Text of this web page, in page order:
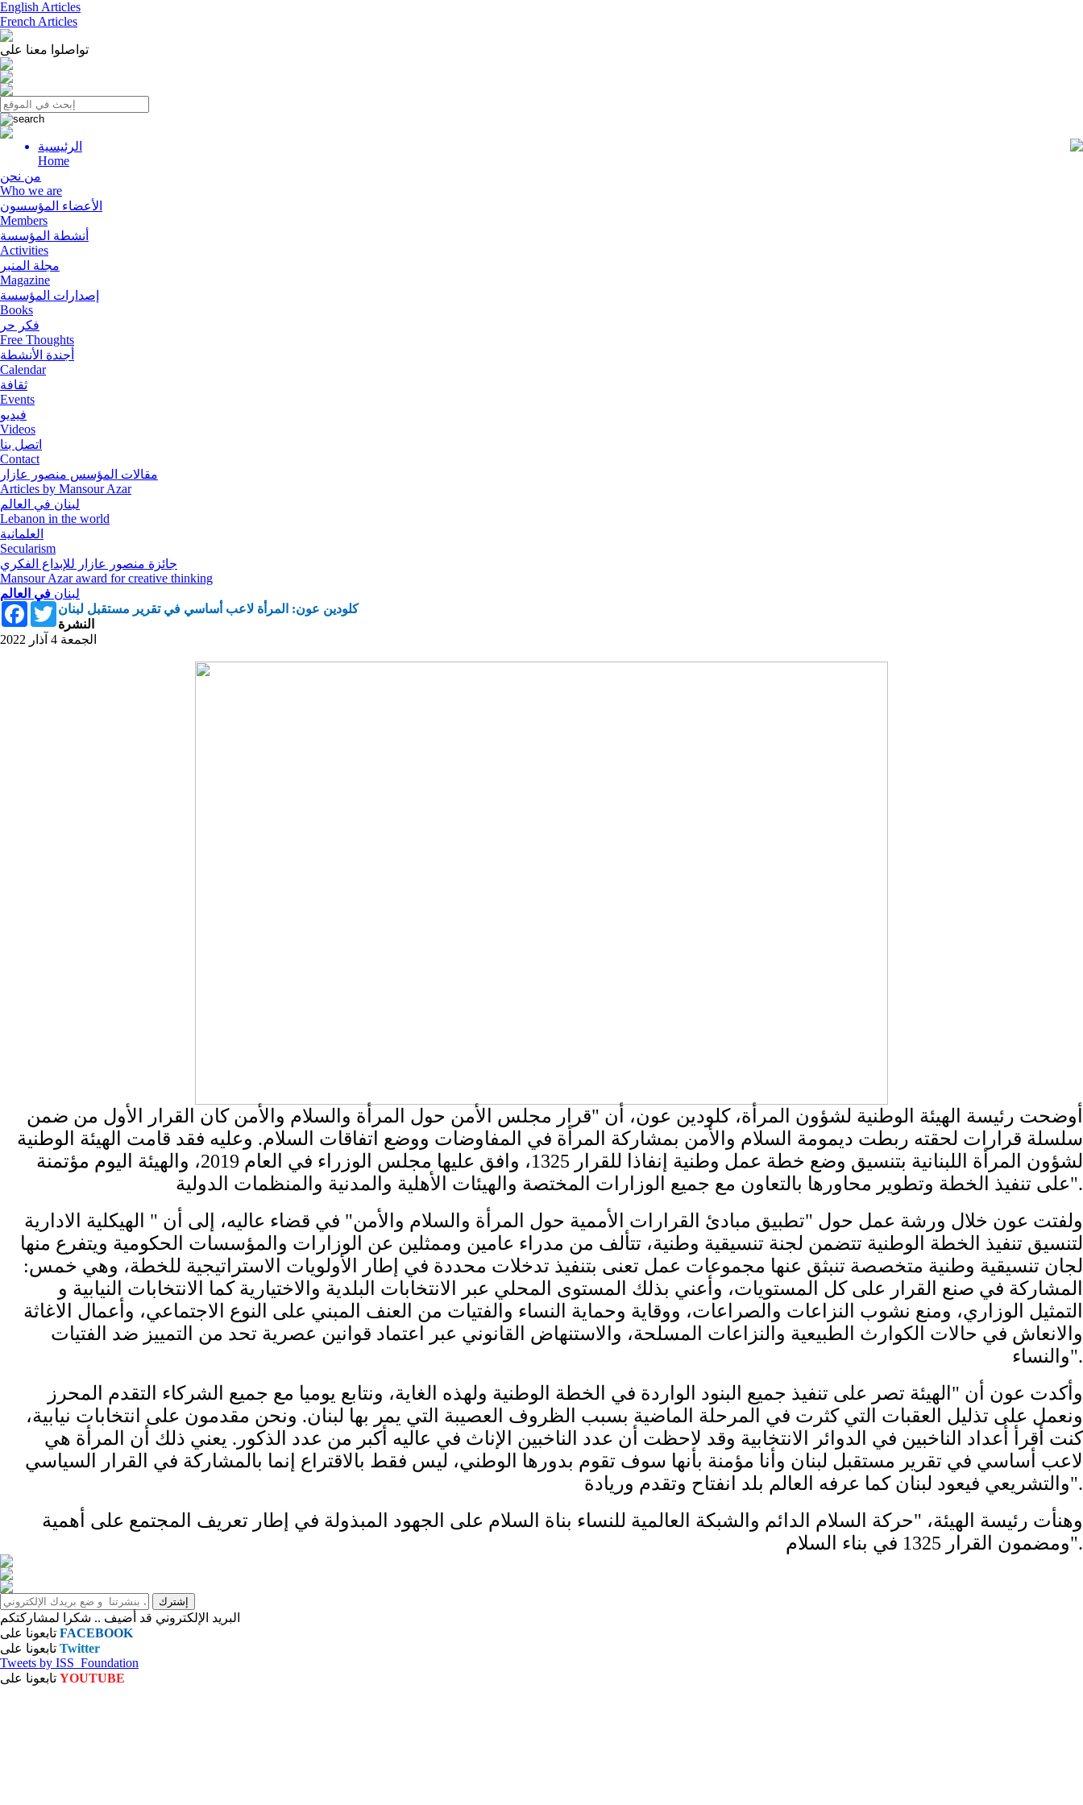
English Articles
French Articles
تواصلوا معنا على
Menu
الرئيسية
Home
من نحن
Who we are
الأعضاء المؤسسون
Members
أنشطة المؤسسة
Activities
مجلة المنبر
Magazine
إصدارات المؤسسة
Books
فكر حر
Free Thoughts
أجندة الأنشطة
Calendar
ثقافة
Events
فيديو
Videos
اتصل بنا
Contact
مقالات المؤسس منصور عازار
Articles by Mansour Azar
لبنان في العالم
Lebanon in the world
العلمانية
Secularism
جائزة منصور عازار للإبداع الفكري
Mansour Azar award for creative thinking
لبنان في العالم
Facebook
Twitter
كلودين عون: المرأة لاعب أساسي في تقرير مستقبل لبنان
النشرة
الجمعة 4 آذار 2022
أوضحت رئيسة الهيئة الوطنية لشؤون المرأة، ​كلودين عون​، أن "قرار ​مجلس الأمن​ حول المرأة والسلام والأمن كان القرار الأول من ضمن
سلسلة قرارات لحقته ربطت ديمومة السلام والأمن بمشاركة المرأة في المفاوضات ووضع اتفاقات السلام. وعليه فقد قامت ​الهيئة الوطنية
لشؤون المرأة اللبنانية​ بتنسيق وضع خطة عمل وطنية إنفاذا للقرار 1325، وافق عليها ​مجلس الوزراء​ في العام 2019، والهيئة اليوم مؤتمنة
على تنفيذ الخطة وتطوير محاورها بالتعاون مع جميع الوزارات المختصة والهيئات الأهلية والمدنية والمنظمات الدولية".
ولفتت عون خلال ورشة عمل حول "تطبيق مبادئ القرارات الأممية حول المرأة والسلام والأمن" في ​قضاء عاليه​، إلى أن " الهيكلية الادارية
لتنسيق تنفيذ الخطة الوطنية تتضمن لجنة تنسيقية وطنية، تتألف من مدراء عامين وممثلين عن الوزارات والمؤسسات الحكومية ويتفرع منها
لجان تنسيقية وطنية متخصصة تنبثق عنها مجموعات عمل تعنى بتنفيذ تدخلات محددة في إطار الأولويات الاستراتيجية للخطة، وهي خمس:
المشاركة في صنع القرار على كل المستويات، وأعني بذلك المستوى المحلي عبر ​الانتخابات البلدية​ والاختيارية كما ​الانتخابات النيابية​ و
التمثيل الوزاري، ومنع نشوب النزاعات والصراعات، ووقاية وحماية النساء والفتيات من العنف المبني على النوع الاجتماعي، وأعمال الاغاثة
والانعاش في حالات الكوارث الطبيعية والنزاعات المسلحة، والاستنهاض القانوني عبر اعتماد قوانين عصرية تحد من التمييز ضد الفتيات
والنساء".
وأكدت عون أن "الهيئة تصر على تنفيذ جميع البنود الواردة في الخطة الوطنية ولهذه الغاية، ونتابع يوميا مع جميع الشركاء التقدم المحرز
ونعمل على تذليل العقبات التي كثرت في المرحلة الماضية بسبب الظروف العصيبة التي يمر بها لبنان. ونحن مقدمون على انتخابات نيابية،
كنت أقرأ أعداد الناخبين في الدوائر الانتخابية وقد لاحظت أن عدد الناخبين الإناث في عاليه أكبر من عدد الذكور. يعني ذلك أن المرأة هي
لاعب أساسي في تقرير مستقبل لبنان وأنا مؤمنة بأنها سوف تقوم بدورها الوطني، ليس فقط بالاقتراع إنما بالمشاركة في القرار السياسي
والتشريعي فيعود لبنان كما عرفه العالم بلد انفتاح وتقدم وريادة".
وهنأت رئيسة الهيئة، "حركة السلام الدائم والشبكة العالمية للنساء بناة السلام على الجهود المبذولة في إطار تعريف المجتمع على أهمية
ومضمون القرار 1325 في بناء السلام".
البريد الإلكتروني قد أضيف .. شكرا لمشاركتكم
FACEBOOK
Twitter
Tweets by ISS_Foundation
YOUTUBE